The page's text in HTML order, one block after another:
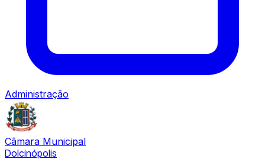
Administração
Câmara Municipal
Dolcinópolis